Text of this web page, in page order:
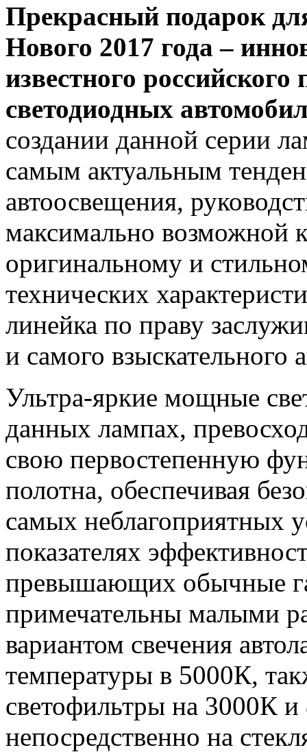
Прекрасный подарок
Нового 2017 года –
известного
светодиодных
создании данной серии
самым актуальным
автоосвещения,
максимально возможной
оригинальному и
технических
линейка по праву
и самого взыскательного
Ультра-яркие мощные
данных лампах,
свою первостепенную
полотна, обеспечивая
самых неблагоприятных
показателях
превышающих обычные
примечательны малыми
вариантом свечения
температуры в 5000К,
светофильтры на 3000К
непосредственно на